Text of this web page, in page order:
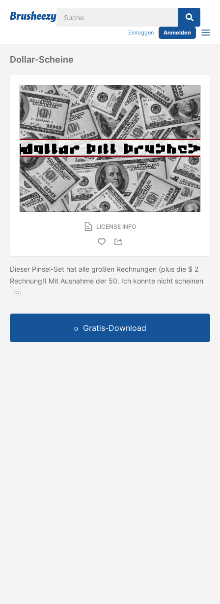
Einloggen Anmelden
Dollar-Scheine
LICENSE INFO
Dieser Pinsel-Set hat alle großen Rechnungen (plus die $ 2
Rechnung!) Mit Ausnahme der 50. Ich konnte nicht scheinen
Gratis-Download